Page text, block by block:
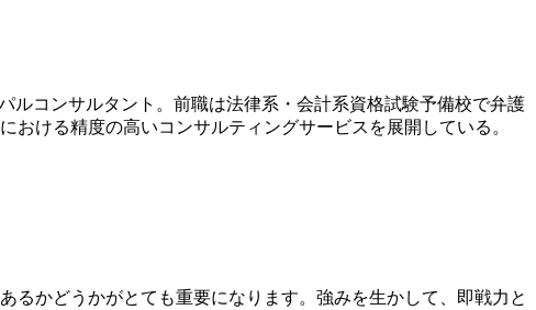
ルコンサルタント。前職は法律系・会計系資格試験予備校で弁護
ける精度の高いコンサルティングサービスを展開している。
るかどうかがとても重要になります。強みを生かして、即戦力と